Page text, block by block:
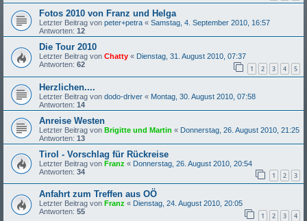
Fotos 2010 von Franz und Helga
Letzter Beitrag von peter+petra « Samstag, 4. September 2010, 16:57
Antworten: 12
Die Tour 2010
Letzter Beitrag von Chatty « Dienstag, 31. August 2010, 07:37
Antworten: 62 1 2 3 4 5
Herzlichen....
Letzter Beitrag von dodo-driver « Montag, 30. August 2010, 07:58
Antworten: 14
Anreise Westen
Letzter Beitrag von Brigitte und Martin « Donnerstag, 26. August 2010, 21:25
Antworten: 13
Tirol - Vorschlag für Rückreise
Letzter Beitrag von Franz « Donnerstag, 26. August 2010, 20:54
Antworten: 34 1 2 3
Anfahrt zum Treffen aus OÖ
Letzter Beitrag von Franz « Dienstag, 24. August 2010, 20:05
Antworten: 55 1 2 3 4